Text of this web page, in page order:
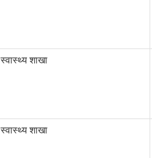
स्वास्थ्य शाखा
स्वास्थ्य शाखा